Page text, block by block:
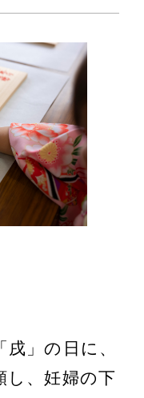
」の日に、
し、妊婦の下